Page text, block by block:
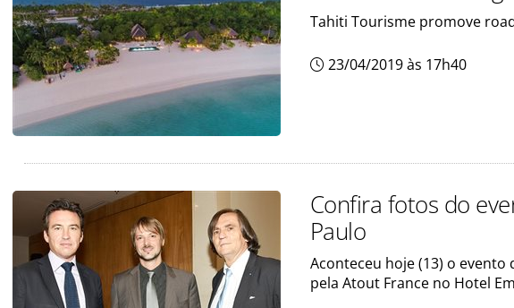
Tahiti Tourisme promove
23/04/2019 às 17h40
Confira fotos do
Paulo
Aconteceu hoje (13) o
pela Atout France no Hotel